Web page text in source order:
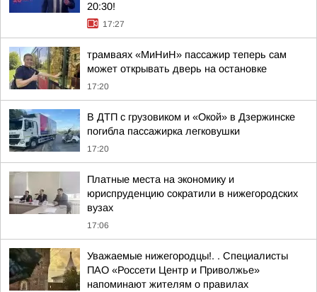
20:30!
17:27
трамваях «МиНиН» пассажир теперь сам
может открывать дверь на остановке
17:20
В ДТП с грузовиком и «Окой» в Дзержинске
погибла пассажирка легковушки
17:20
Платные места на экономику и
юриспруденцию сократили в нижегородских
вузах
17:06
Уважаемые нижегородцы!. . Специалисты
ПАО «Россети Центр и Приволжье»
напоминают жителям о правилах